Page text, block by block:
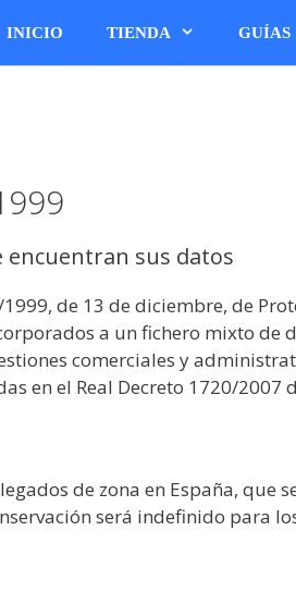
INICIO TIENDA GUÍAS
encuentran sus datos
de 13 de diciembre, de
a un fichero mixto de
comerciales y
en el Real Decreto 1720/2007
de zona en España, que
será indefinido para